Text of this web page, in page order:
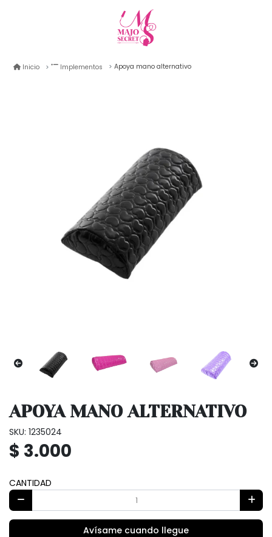
Inicio Implementos Apoya mano alternativo
APOYA MANO ALTERNATIVO
SKU: 1235024
$ 3.000
CANTIDAD
Avísame cuando llegue